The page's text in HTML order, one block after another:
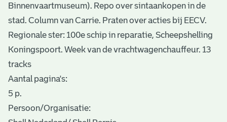
Binnenvaartmuseum). Repo over sintaankopen in de
stad. Column van Carrie. Praten over acties bij EECV.
Regionale ster: 100e schip in reparatie, Scheepshelling
Koningspoort. Week van de vrachtwagenchauffeur. 13
tracks
Aantal pagina's:
5 p.
Persoon/Organisatie: